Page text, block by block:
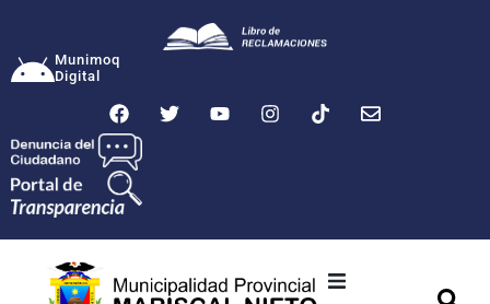
Munimoq
Digital